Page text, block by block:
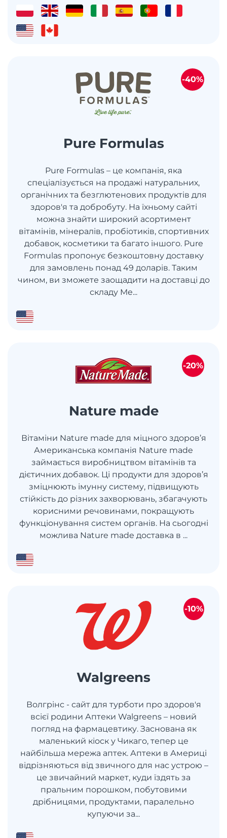
Pure Formulas
Pure Formulas – це компанія, яка
спеціалізується на продажі натуральних,
органічних та безглютенових продуктів для
здоров'я та добробуту. На їхньому сайті
можна знайти широкий асортимент
вітамінів, мінералів, пробіотиків, спортивних
добавок, косметики та багато іншого. Pure
Formulas пропонує безкоштовну доставку
для замовлень понад 49 доларів. Таким
чином, ви зможете заощадити на доставці до
складу Me...
-40%
Nature made
Вітаміни Nature made для міцного здоров’я
Американська компанія Nature made
займається виробництвом вітамінів та
дієтичних добавок. Ці продукти для здоров’я
зміцнюють імунну систему, підвищують
стійкість до різних захворювань, збагачують
корисними речовинами, покращують
функціонування систем органів. На сьогодні
можлива Nature made доставка в ...
-20%
Walgreens
Волгрінс - сайт для турботи про здоров'я
всієї родини Аптеки Walgreens – новий
погляд на фармацевтику. Заснована як
маленький кіоск у Чикаго, тепер це
найбільша мережа аптек. Аптеки в Америці
відрізняються від звичного для нас устрою –
це звичайний маркет, куди їздять за
пральним порошком, побутовими
дрібницями, продуктами, паралельно
купуючи за...
-10%